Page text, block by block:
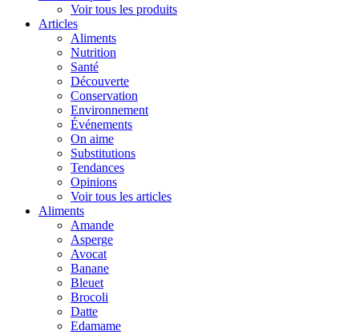
Voir tous les produits
Articles
Aliments
Nutrition
Santé
Découverte
Conservation
Environnement
Événements
On aime
Substitutions
Tendances
Opinions
Voir tous les articles
Aliments
Amande
Asperge
Avocat
Banane
Bleuet
Brocoli
Datte
Edamame